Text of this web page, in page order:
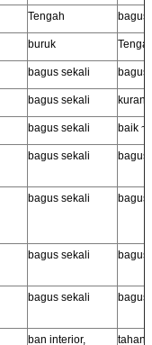
Tengah bagus
buruk
bagus sekali bagus
bagus sekali
bagus sekali baik ~
bagus sekali bagus
bagus sekali bagus
bagus sekali bagus
bagus sekali bagus
ban interior,
tahan